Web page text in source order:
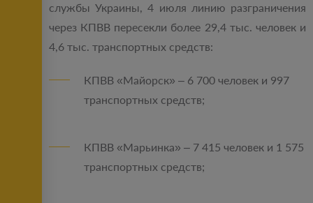
службы Украины, 4 июля линию разграничения
через КПВВ пересекли более 29,4 тыс. человек и
4,6 тыс. транспортных средств:
КПВВ «Майорск» – 6 700 человек и 997
транспортных средств;
КПВВ «Марьинка» – 7 415 человек и 1 575
транспортных средств;